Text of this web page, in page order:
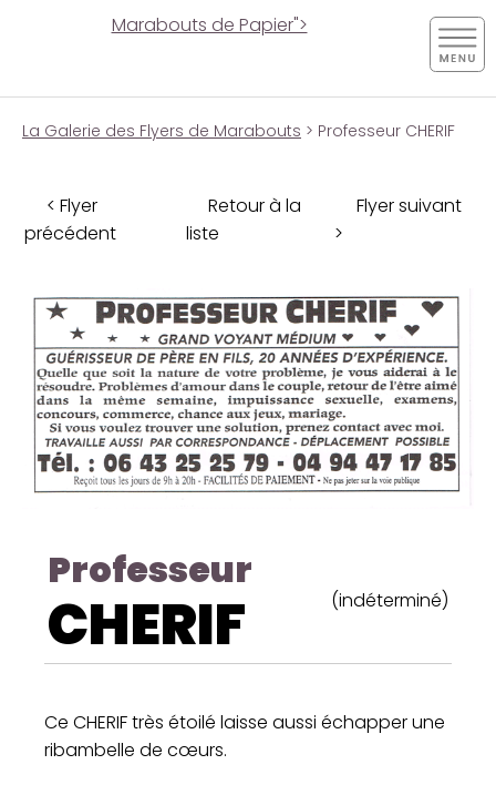
Marabouts de Papier">
La Galerie des Flyers de Marabouts > Professeur CHERIF
< Flyer
précédent
Retour à la
liste
Flyer suivant
>
Professeur
CHERIF (indéterminé)
Ce CHERIF très étoilé laisse aussi échapper une
ribambelle de cœurs.